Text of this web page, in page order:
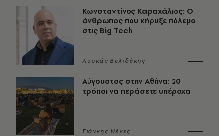
Κωνσταντίνος Καραχάλιος: Ο
άνθρωπος που κήρυξε πόλεμο
στις Big Tech
Λουκάς Βελιδάκης
Αύγουστος στην Αθήνα: 20
τρόποι να περάσετε υπέροχα
Γιάννης Νένες